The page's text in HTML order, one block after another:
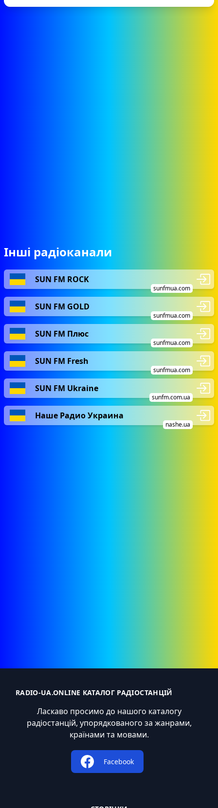
Інші радіоканали
SUN FM ROCK
sunfmua.com
SUN FM GOLD
sunfmua.com
SUN FM Плюс
sunfmua.com
SUN FM Fresh
sunfmua.com
SUN FM Ukraine
sunfm.com.ua
Наше Радио Украина
nashe.ua
RADIO-UA.ONLINE КАТАЛОГ РАДІОСТАНЦІЙ
Ласкаво просимо до нашого каталогу
радіостанцій, упорядкованого за жанрами,
країнами та мовами.
Facebook